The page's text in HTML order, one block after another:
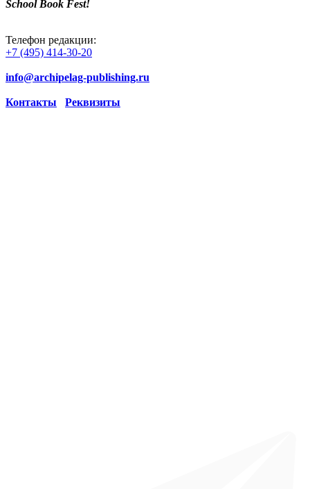
School Book Fest!
Телефон редакции:
+7 (495) 414-30-20
info@archipelag-publishing.ru
Контакты Реквизиты